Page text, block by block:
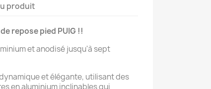
produit
repose pied PUIG !!
et anodisé jusqu'à sept
et élégante, utilisant des
en aluminium inclinables qui